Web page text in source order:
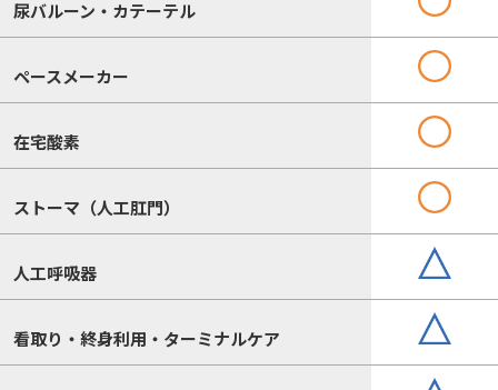
尿バルーン・カテーテル
ペースメーカー
在宅酸素
ストーマ（人工肛門）
人工呼吸器
看取り・終身利用・ターミナルケア